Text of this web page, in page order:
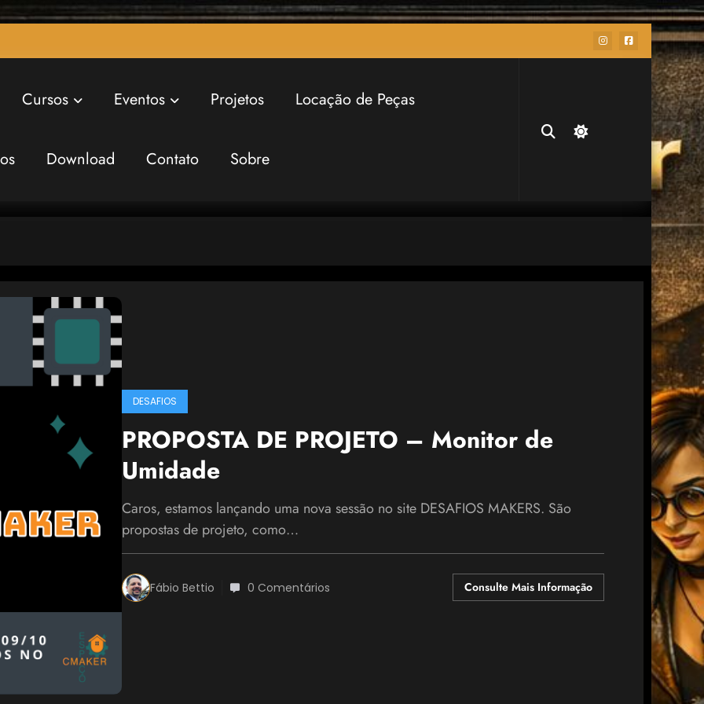
Cursos Eventos Projetos Locação de Peças
Download Contato Sobre
DESAFIOS
PROPOSTA DE PROJETO – Monitor de
Umidade
Caros, estamos lançando uma nova sessão no site DESAFIOS MAKERS. São
propostas de projeto, como…
Fábio Bettio 0 Comentários Consulte Mais Informação